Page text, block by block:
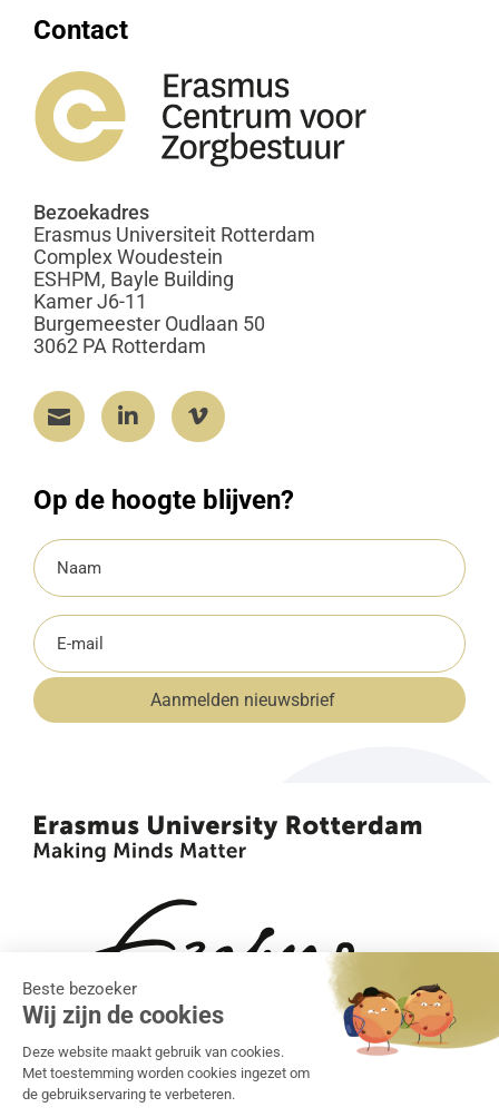
Contact
Bezoekadres
Erasmus Universiteit Rotterdam
Complex Woudestein
ESHPM, Bayle Building
Kamer J6-11
Burgemeester Oudlaan 50
3062 PA Rotterdam
  
Op de hoogte blijven?
Naam
(Vereist)
E-
mailadres
(Vereist) Aanmelden nieuwsbrief
Algemene voorwaarden • Klachtenregeling
statement